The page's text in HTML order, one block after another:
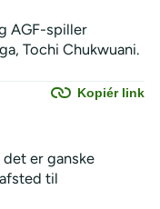
AGF-spiller
Tochi Chukwuani.
Kopiér link
er ganske
til